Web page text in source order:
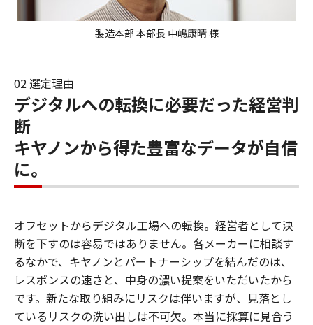
製造本部 本部長 中嶋康晴 様
02 選定理由
デジタルへの転換に必要だった経営判
断
キヤノンから得た豊富なデータが自信
に。
オフセットからデジタル工場への転換。経営者として決
断を下すのは容易ではありません。各メーカーに相談す
るなかで、キヤノンとパートナーシップを結んだのは、
レスポンスの速さと、中身の濃い提案をいただいたから
です。新たな取り組みにリスクは伴いますが、見落とし
ているリスクの洗い出しは不可欠。本当に採算に見合う